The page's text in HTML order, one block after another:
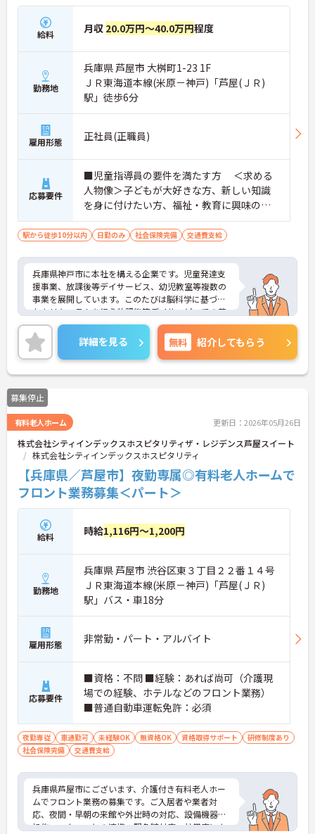
給料 月収 20.0万円～40.0万円程度
勤務地
兵庫県 芦屋市 大桝町1-23 1F
ＪＲ東海道本線(米原－神戸)「芦屋(ＪＲ)
駅」徒歩6分
雇用形態 正社員(正職員)
応募要件
■児童指導員の要件を満たす方 ＜求める
人物像＞子どもが大好きな方、新しい知識
を身に付けたい方、福祉・教育に興味のあ
る方
駅から徒歩10分以内 日勤のみ 社会保険完備 交通費支給
兵庫県神戸市に本社を構える企業です。児童発達支
援事業、放課後等デイサービス、幼児教室等複数の
事業を展開しています。このたびは脳科学に基づい
たカリキュラムを行う放課後等デイサービスでの募
集です。子供達の未来の為に多職種が一丸となり全
力でサポートしています。1日の実働は7時間、ハー
ドな職場ではなく、子どもとゆっくりと向き合える
あたたかい環境です。ご興味ある方には、面接対策
ポイントなど、さらに詳細をお話しいたしますので
お気軽にご相談ください！
詳細を見る 無料 紹介してもらう
募集停止
有料老人ホーム 更新日：2026年05月26日
株式会社シティインデックスホスピタリティザ・レジデンス芦屋スイート
株式会社シティインデックスホスピタリティ
【兵庫県／芦屋市】夜勤専属◎有料老人ホームで
フロント業務募集＜パート＞
給料 時給1,116円～1,200円
勤務地
兵庫県 芦屋市 渋谷区東３丁目２２番１４号
ＪＲ東海道本線(米原－神戸)「芦屋(ＪＲ)
駅」バス・車18分
雇用形態 非常勤・パート・アルバイト
応募要件
■資格：不問 ■経験：あれば尚可（介護現
場での経験、ホテルなどのフロント業務）
■普通自動車運転免許：必須
夜勤専従 車通勤可 未経験OK 無資格OK 資格取得サポート
研修制度あり
社会保険完備
交通費支給
兵庫県芦屋市にございます、介護付き有料老人ホー
ムでフロント業務の募集です。ご入居者や業者対
応、夜間・早朝の来館や外出時の対応、設備機器の
操作、スタッフとの連携、緊急時対応、社用車によ